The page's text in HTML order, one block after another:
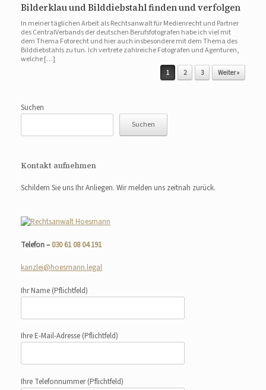
Bilderklau und Bilddiebstahl finden und verfolgen
In meiner täglichen Arbeit als Rechtsanwalt für Medienrecht und Partner
des CentralVerbands der deutschen Berufsfotografen habe ich viel mit
dem Thema Fotorecht und hier auch insbesondere mit dem Thema des
Bilddiebstahls zu tun. Ich vertrete zahlreiche Fotografen und Agenturen,
welche […]
1 2 3 Weiter »
Suchen
Suchen
Kontakt aufnehmen
Schildern Sie uns Ihr Anliegen. Wir melden uns zeitnah zurück.
Telefon –030 61 08 04 191
kanzlei@hoesmann.legal
Ihr Name (Pflichtfeld)
Ihre E-Mail-Adresse (Pflichtfeld)
Ihre Telefonnummer(Pflichtfeld)